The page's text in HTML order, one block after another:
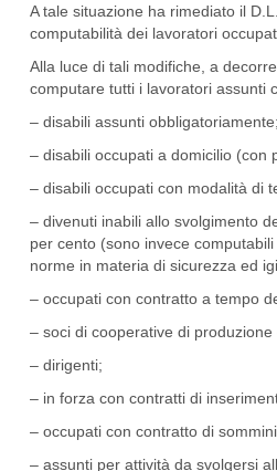
A tale situazione ha rimediato il
computabilità dei lavoratori
Alla luce di tali modifiche, a
computare tutti i lavoratori assunti
– disabili assunti obbligatoriamente;
– disabili occupati a domicilio (con
– disabili occupati con modalità di
– divenuti inabili allo svolgimento
per cento (sono invece
norme in materia di sicurezza ed
– occupati con contratto a tempo
– soci di cooperative di produzione
– dirigenti;
– in forza con contratti di
– occupati con contratto di
– assunti per attività da svolgersi